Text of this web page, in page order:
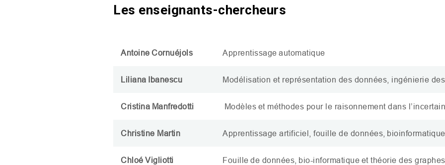
Les enseignants-chercheurs
Antoine Cornuéjols Apprentissage automatique
Liliana Ibanescu Modélisation et représentation des données, ingénierie
Cristina Manfredotti Modèles et méthodes pour le raisonnement dans l’incertain
Christine Martin Apprentissage artificiel, fouille de données, bioinformatique
Chloé Vigliotti Fouille de données, bio-informatique et théorie des